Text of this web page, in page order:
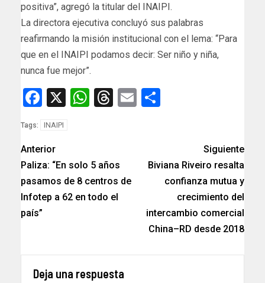
positiva”, agregó la titular del INAIPI.
La directora ejecutiva concluyó sus palabras
reafirmando la misión institucional con el lema: “Para
que en el INAIPI podamos decir: Ser niño y niña,
nunca fue mejor”.
Facebook
X WhatsApp
Threads
Email
Tags: INAIPI
Anterior
Paliza: “En solo 5 años
pasamos de 8 centros de
Infotep a 62 en todo el
país”
Siguiente
Biviana Riveiro resalta
confianza mutua y
crecimiento del
intercambio comercial
China–RD desde 2018
Deja una respuesta